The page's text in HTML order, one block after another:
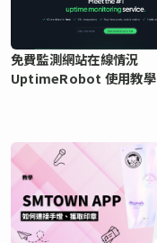
免費監測網站在線情況
UptimeRobot 使用教學